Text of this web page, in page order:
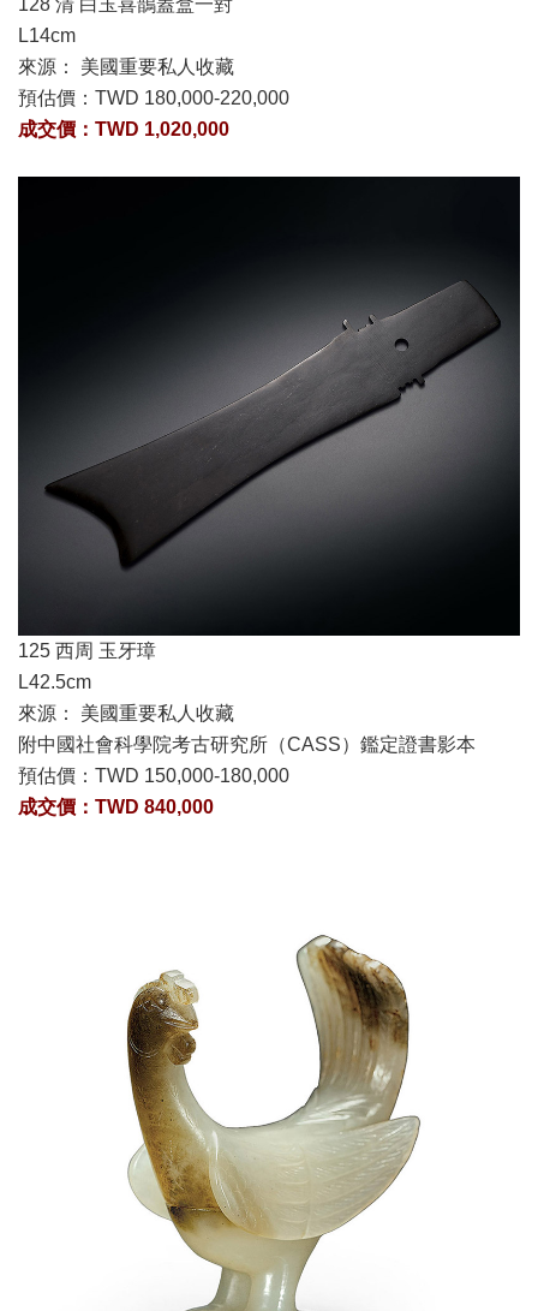
128 清 白玉喜鵲蓋盒一對
L14cm
來源： 美國重要私人收藏
預估價： TWD 180,000-220,000
成交價：TWD 1,020,000
125 西周 玉牙璋
L42.5cm
來源： 美國重要私人收藏
附中國社會科學院考古研究所（CASS）鑑定證書影本
預估價： TWD 150,000-180,000
成交價：TWD 840,000